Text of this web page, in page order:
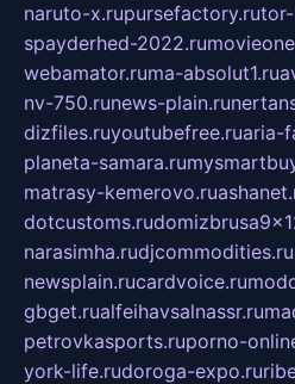
naruto-x.rupursefactory.ru
spayderhed-2022.ru
webamator.ruma-absolut1.ru
nv-750.runews-plain.ru
dizfiles.ruyoutubefree.ruaria-
planeta-samara.ru
matrasy-kemerovo.ru
dotcustoms.ru
narasimha.rudjcommodities.ru
newsplain.rucardvoice.ru
gbget.rualfeihavsalnassr.ru
petrovkasports.ruporno-
york-life.rudoroga-expo.ru